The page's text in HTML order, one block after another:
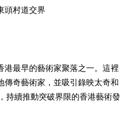
頭村道交界
港最早的藝術家聚落之一。這裡
傳奇藝術家，並吸引錄映太奇和
持續推動突破界限的香港藝術發